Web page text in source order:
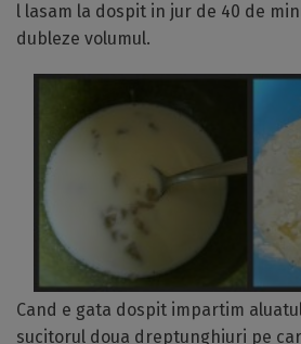
l lasam la dospit in jur de 40 de
dubleze volumul.
Cand e gata dospit impartim
sucitorul doua dreptunghiuri pe